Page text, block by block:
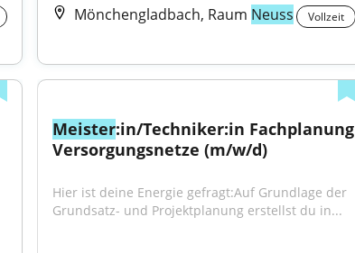
Mönchengladbach, Raum Neuss Vollzeit
Meister:in/Techniker:in Fachplanung
Versorgungsnetze (m/w/d)
Hier ist deine Energie gefragt:Auf Grundlage der
Grundsatz- und Projektplanung erstellst du in...